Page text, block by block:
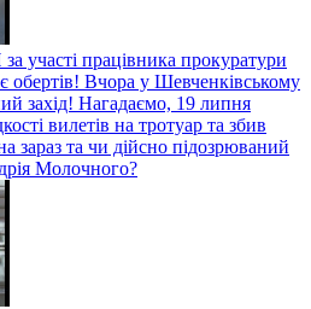
участі працівника прокуратури
обертів! Вчора у Шевченківському
захід! Нагадаємо, 19 липня
вилетів на тротуар та збив
зараз та чи дійсно підозрюваний
Молочного?